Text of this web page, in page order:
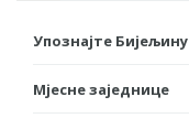
Упознајте Бијељину
Мјесне заједнице